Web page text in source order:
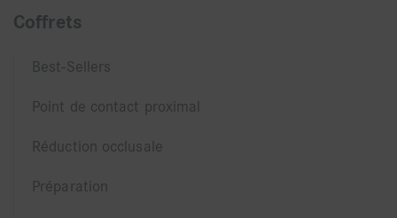
Coffrets
Best-Sellers
Point de contact proximal
Réduction occlusale
Préparation